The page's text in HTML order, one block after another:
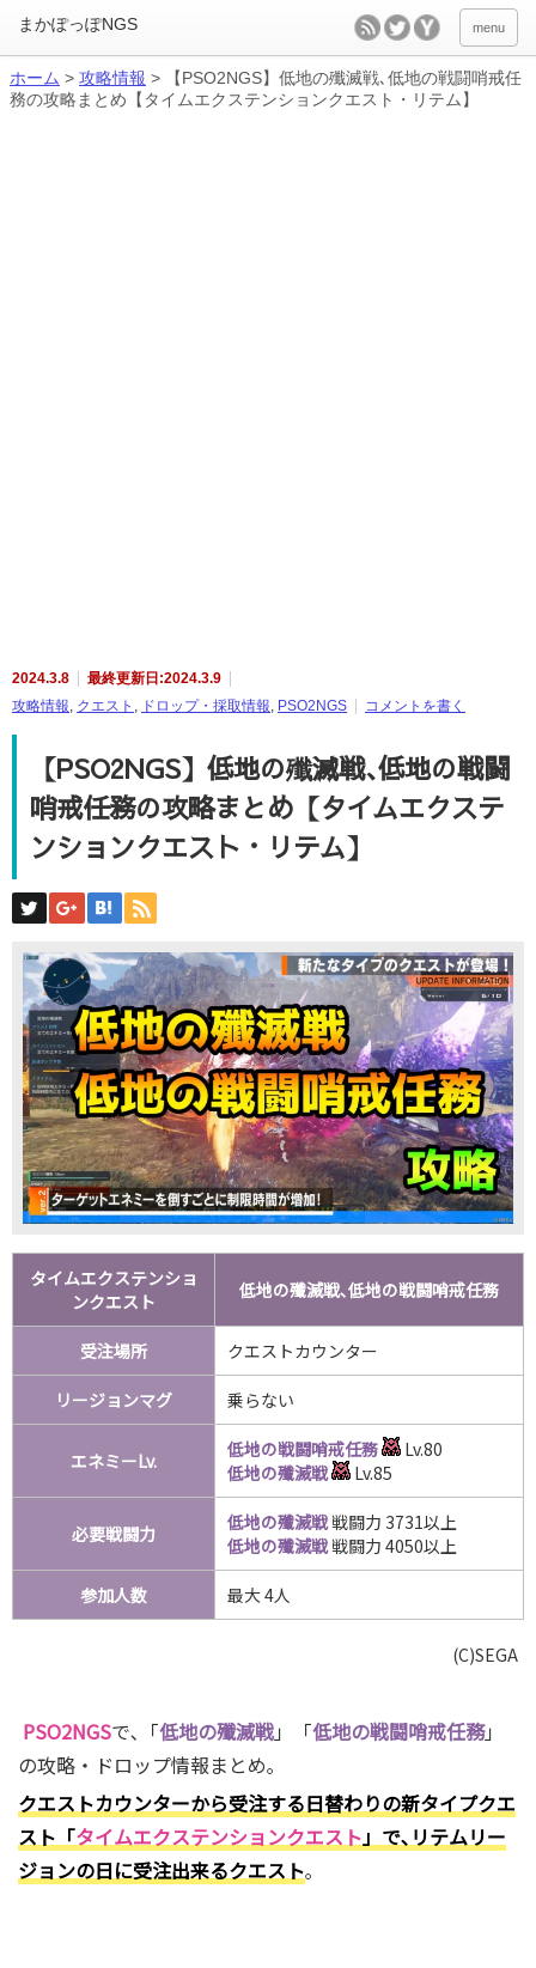
menu
ホーム > 攻略情報 >
【PSO2NGS】低地の殲滅戦､低地の戦闘哨戒任
務の攻略まとめ【タイムエクステンションクエスト・リテム】
2024.3.8
最終更新日:2024.3.9
攻略情報, クエスト , ドロップ・採取情報, PSO2NGS コメントを書く
【PSO2NGS】低地の殲滅戦､低地の戦闘
哨戒任務の攻略まとめ【タイムエクステ
ンションクエスト・リテム】
タイムエクステンショ
ンクエスト
低地の殲滅戦､低地の戦闘哨戒任務
受注場所 クエストカウンター
リージョンマグ 乗らない
エネミーLv. 低地の戦闘哨戒任務
Lv.80
低地の殲滅戦
Lv.85
必要戦闘力 低地の殲滅戦戦闘力 3731以上
低地の殲滅戦戦闘力 4050以上
参加人数 最大 4人
(C)SEGA
PSO2NGSで､「低地の殲滅戦」「低地の戦闘哨戒任務」
の攻略・ドロップ情報まとめ｡
クエストカウンターから受注する日替わりの新タイプクエ
スト「タイムエクステンションクエスト」で､リテムリー
ジョンの日に受注出来るクエスト｡